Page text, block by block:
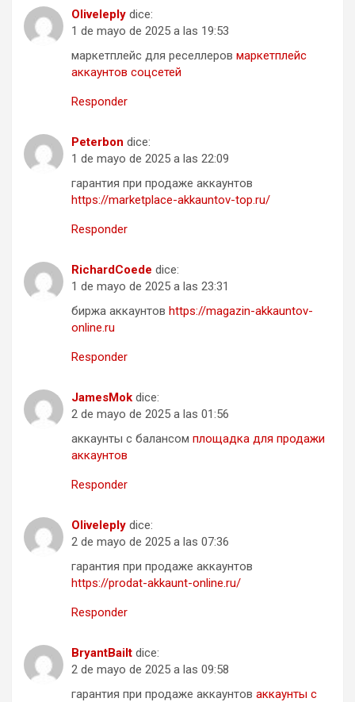
Oliveleply dice:
1 de mayo de 2025 a las 19:53
маркетплейс для реселлеров маркетплейс
аккаунтов соцсетей
Responder
Peterbon dice:
1 de mayo de 2025 a las 22:09
гарантия при продаже аккаунтов
https://marketplace-akkauntov-top.ru/
Responder
RichardCoede dice:
1 de mayo de 2025 a las 23:31
биржа аккаунтов https://magazin-akkauntov-
online.ru
Responder
JamesMok dice:
2 de mayo de 2025 a las 01:56
аккаунты с балансом площадка для продажи
аккаунтов
Responder
Oliveleply dice:
2 de mayo de 2025 a las 07:36
гарантия при продаже аккаунтов
https://prodat-akkaunt-online.ru/
Responder
BryantBailt dice:
2 de mayo de 2025 a las 09:58
гарантия при продаже аккаунтов аккаунты с